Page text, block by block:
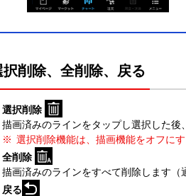
択削除、全削除、戻る
選択削除
描画済みのラインをタップし選択した
選択削除機能は、描画機能をオフに
全削除
描画済みのラインをすべて削除します（
戻る